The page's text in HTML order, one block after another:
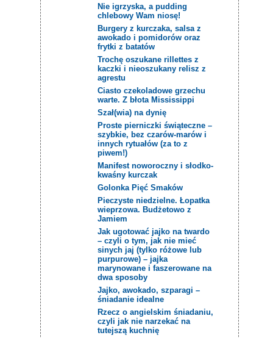
Nie igrzyska, a pudding
chlebowy Wam niosę!
Burgery z kurczaka, salsa z
awokado i pomidorów oraz
frytki z batatów
Trochę oszukane rillettes z
kaczki i nieoszukany relisz z
agrestu
Ciasto czekoladowe grzechu
warte. Z błota Mississippi
Szał(wia) na dynię
Proste pierniczki świąteczne –
szybkie, bez czarów-marów i
innych rytuałów (za to z
piwem!)
Manifest noworoczny i słodko-
kwaśny kurczak
Golonka Pięć Smaków
Pieczyste niedzielne. Łopatka
wieprzowa. Budżetowo z
Jamiem
Jak ugotować jajko na twardo
– czyli o tym, jak nie mieć
sinych jaj (tylko różowe lub
purpurowe) – jajka
marynowane i faszerowane na
dwa sposoby
Jajko, awokado, szparagi –
śniadanie idealne
Rzecz o angielskim śniadaniu,
czyli jak nie narzekać na
tutejszą kuchnię